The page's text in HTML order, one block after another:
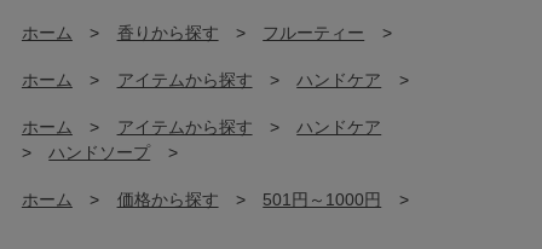
ホーム > 香りから探す > フルーティー >
ホーム > アイテムから探す > ハンドケア >
ホーム > アイテムから探す >
ハンドケア
>
ハンドソープ >
ホーム > 価格から探す > 501円～1000円 >